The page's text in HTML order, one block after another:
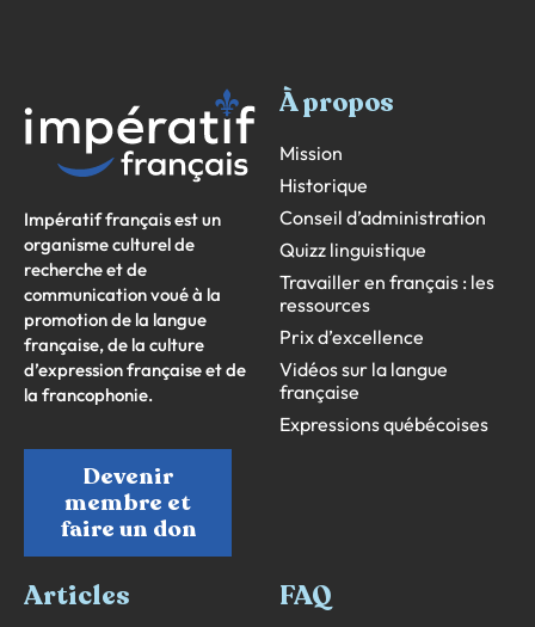
Impératif français est un
organisme culturel de
recherche et de
communication voué à la
promotion de la langue
française, de la culture
d’expression française et de
la francophonie.
Devenir
membre et
faire un don
À propos
Mission
Historique
Conseil d’administration
Quizz linguistique
Travailler en français : les
ressources
Prix d’excellence
Vidéos sur la langue
française
Expressions québécoises
Articles
FAQ